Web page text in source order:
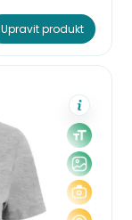
Upravit produkt